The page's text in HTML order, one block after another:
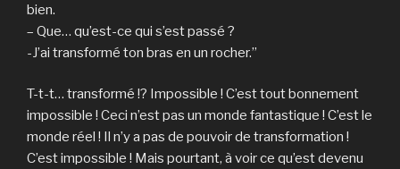
bien.
– Que… qu’est-ce qui s’est passé ?
-J’ai transformé ton bras en un rocher.”
T-t-t… transformé !? Impossible ! C’est tout bonnement
impossible ! Ceci n’est pas un monde fantastique ! C’est le
monde réel ! Il n’y a pas de pouvoir de transformation !
C’est impossible ! Mais pourtant, à voir ce qu’est devenu